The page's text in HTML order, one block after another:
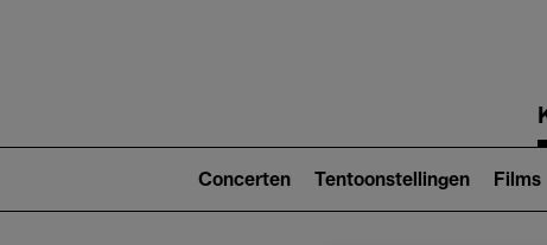
2)
Concerten Tentoonstellingen Films